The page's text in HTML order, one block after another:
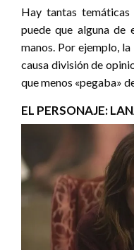
Hay tantas
puede que alguna de
manos. Por ejemplo,
causa división de
que menos «pegaba»
EL PERSONAJE: